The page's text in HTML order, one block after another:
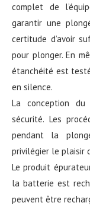
complet de
garantir une
certitude d’avoir
pour plonger. En
étanchéité est
en silence.
La conception
sécurité. Les
pendant la
privilégier le plaisir
Le produit
la batterie est
peuvent être